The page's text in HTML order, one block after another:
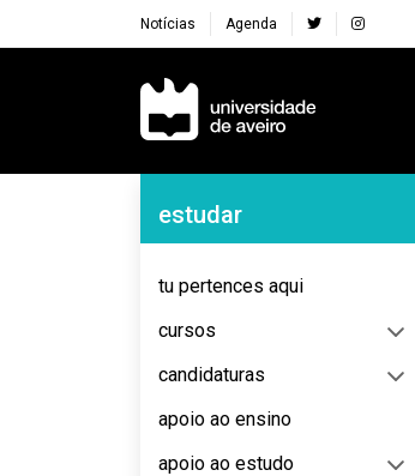
Notícias Agenda
Navegação Principal
Navegação Lateral
estudar
tu pertences aqui
cursos
candidaturas
apoio ao ensino
apoio ao estudo